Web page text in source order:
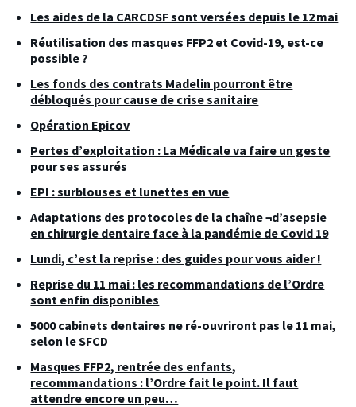
Les aides de la CARCDSF sont versées depuis le 12 mai
Réutilisation des masques FFP2 et Covid-19, est-ce
possible ?
Les fonds des contrats Madelin pourront être
débloqués pour cause de crise sanitaire
Opération Epicov
Pertes d’exploitation : La Médicale va faire un geste
pour ses assurés
EPI : surblouses et lunettes en vue
Adaptations des protocoles de la chaîne ¬d’asepsie
en chirurgie dentaire face à la pandémie de Covid 19
Lundi, c’est la reprise : des guides pour vous aider !
Reprise du 11 mai : les recommandations de l’Ordre
sont enfin disponibles
5000 cabinets dentaires ne ré-ouvriront pas le 11 mai,
selon le SFCD
Masques FFP2, rentrée des enfants,
recommandations : l’Ordre fait le point. Il faut
attendre encore un peu…